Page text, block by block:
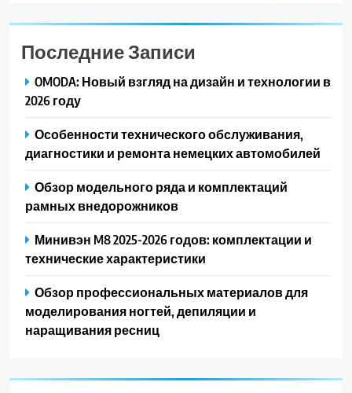
Последние Записи
OMODA: Новый взгляд на дизайн и технологии в
2026 году
Особенности технического обслуживания,
диагностики и ремонта немецких автомобилей
Обзор модельного ряда и комплектаций
рамных внедорожников
Минивэн M8 2025-2026 годов: комплектации и
технические характеристики
Обзор профессиональных материалов для
моделирования ногтей, депиляции и
наращивания ресниц